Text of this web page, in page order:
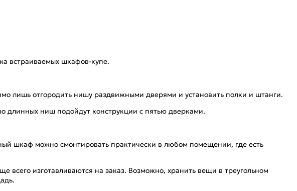
встраиваемых шкафов-купе.
лишь отгородить нишу раздвижными дверями и установить полки и штанги.
длинных ниш подойдут конструкции с пятью дверками.
шкаф можно смонтировать практически в любом помещении, где есть
всего изготавливаются на заказ. Возможно, хранить вещи в треугольном